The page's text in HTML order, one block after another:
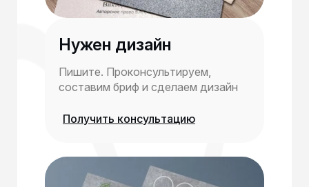
Нужен дизайн
Пишите. Проконсультируем,
составим бриф и сделаем дизайн
Получить консультацию